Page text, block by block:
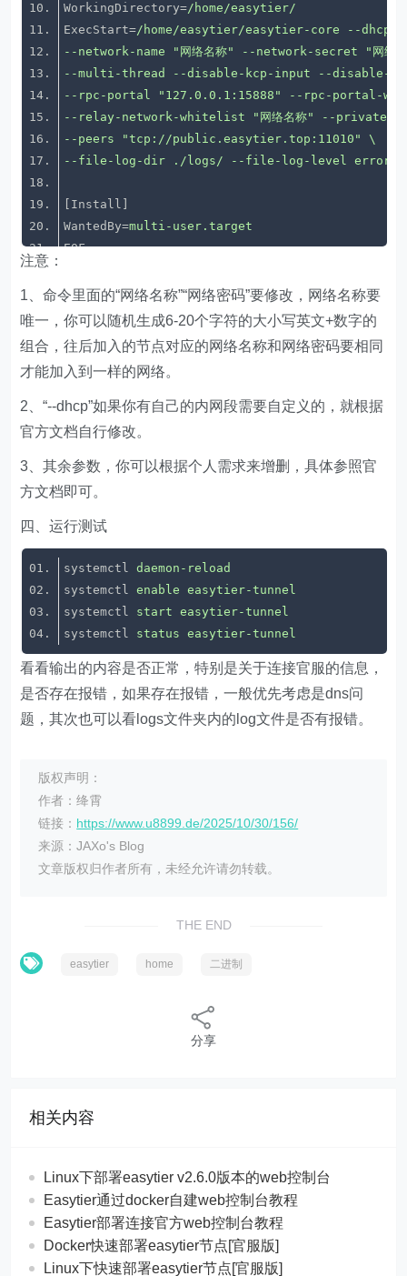
WorkingDirectory=/home/easytier/
ExecStart=
--file-log-dir ./logs/ --file-log-level error
[Install]
WantedBy=multi-user.target
EOF
注意：
1、命令里面的“网络名称”“网络密码”要修改，网络名称要
唯一，你可以随机生成6-20个字符的大小写英文+数字的
组合，往后加入的节点对应的网络名称和网络密码要相同
才能加入到一样的网络。
2、“--dhcp”如果你有自己的内网段需要自定义的，就根据
官方文档自行修改。
3、其余参数，你可以根据个人需求来增删，具体参照官
方文档即可。
四、运行测试
systemctl
daemon-reload
systemctl
enable easytier-tunnel
systemctl
start easytier-tunnel
systemctl
status easytier-tunnel
看看输出的内容是否正常，特别是关于连接官服的信息，
是否存在报错，如果存在报错，一般优先考虑是dns问
题，其次也可以看logs文件夹内的log文件是否有报错。
版权声明：
作者：绛霄
链接： https://www.u8899.de/2025/10/30/156/
来源：JAXo's Blog
文章版权归作者所有，未经允许请勿转载。
THE END
easytier home 二进制
分享
相关内容
Linux下部署easytier v2.6.0版本的web控制台
Easytier通过docker自建web控制台教程
Easytier部署连接官方web控制台教程
Docker快速部署easytier节点[官服版]
Linux下快速部署easytier节点[官服版]